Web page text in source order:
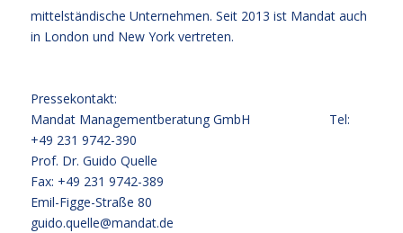
mittelständische Unternehmen. Seit 2013 ist Mandat auch
in London und New York vertreten.
Pressekontakt:
Mandat Managementberatung GmbH Tel:
+49 231 9742-390
Prof. Dr. Guido Quelle
Fax: +49 231 9742-389
Emil-Figge-Straße 80
guido.quelle@mandat.de